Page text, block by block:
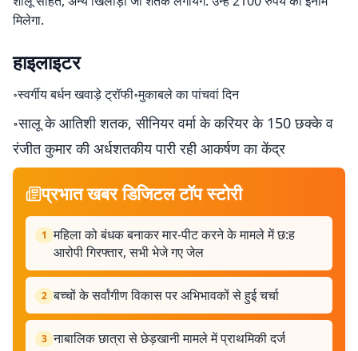
मिलेगा.
हाइलाइटर
॰स्वर्गीय बर्धन खवाड़े ट्रॉफी॰मुकाबले का पांचवां दिन
॰सालू के आतिशी शतक, सीनियर वर्मा के करियर के 150 छक्के व
रंजीत कुमार की अर्धशतकीय पारी रही आकर्षण का केंद्र
प्रभात खबर डिजिटल टॉप स्टोरी
1 महिला को बंधक बनाकर मार-पीट करने के मामले में छ:ह
आरोपी गिरफ्तार, सभी भेजे गए जेल
2 बच्चों के सर्वांगीण विकास पर अभिभावकों से हुई चर्चा
3 नाबालिक छात्रा से छेड़खानी मामले में प्राथमिकी दर्ज